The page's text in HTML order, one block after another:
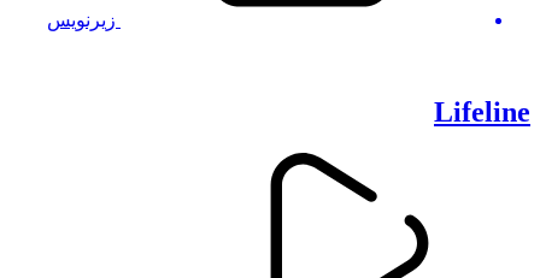
زیرنویس
Lifeline